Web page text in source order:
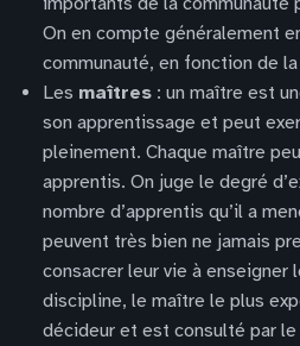
On en compte généralement
communauté, en fonction de
Les maîtres : un maître est
son apprentissage et peut
pleinement. Chaque maître
apprentis. On juge le degré
nombre d’apprentis qu’il a
peuvent très bien ne jamais
consacrer leur vie à enseigner
discipline, le maître le plus
décideur et est consulté par